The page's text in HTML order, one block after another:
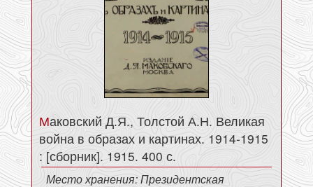
Маковский Д.Я., Толстой А.Н. Великая
война в образах и картинах. 1914-1915
: [сборник]. 1915. 400 с.
Место хранения: Президентская